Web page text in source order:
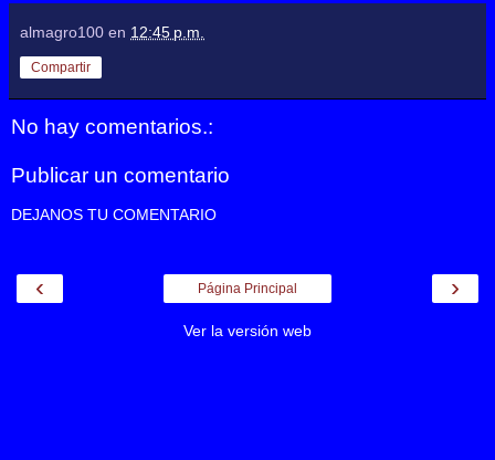
almagro100 en 12:45 p.m.
Compartir
No hay comentarios.:
Publicar un comentario
DEJANOS TU COMENTARIO
‹ ›
Página Principal
Ver la versión web